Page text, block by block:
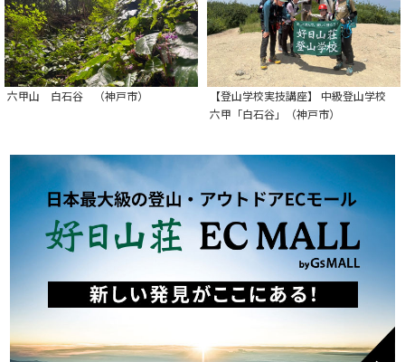
六甲山 白石谷 （神戸市）
【登山学校実技講座】 中級登山学校
六甲「白石谷」（神戸市）